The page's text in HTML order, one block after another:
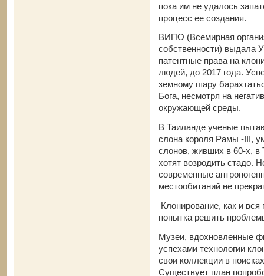
пока им не удалось
процесс ее создания.
ВИПО (Всемирная
собственности) выдала
патентные права на
людей, до 2017 года.
земному шару
Бога, несмотря на
окружающей среды.
В Таиланде ученые
слона короля Рамы -III,
слонов, живших в 60-х, в
хотят возродить стадо.
современные
местообитаний не
Клонирование, как и
попытка решить
Музеи, вдохновленные
успехами технологии
свои коллекции в
Существует план